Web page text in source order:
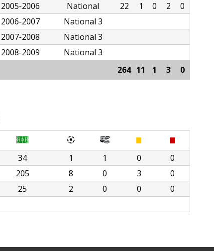
2005-2006 National 22 1 0 2
0
2006-2007
National 3
2007-2008
National 3
2008-2009
National 3
264 11 1 3 0
34 1 1 0
0
205 8 0 3
0
25 2 0 0
0